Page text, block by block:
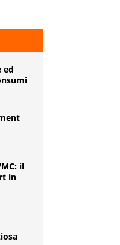
ed
il
in